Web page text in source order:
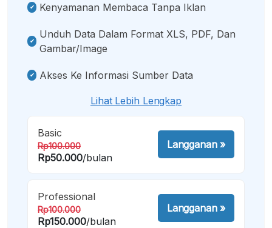
Kenyamanan Membaca Tanpa Iklan
Unduh Data Dalam Format XLS, PDF, Dan
Gambar/image
Akses Ke Informasi Sumber Data
Lihat Lebih Lengkap
Basic
Rp100.000
Rp50.000/bulan
Langganan»
Professional
Rp100.000
Rp150.000/bulan
Langganan»